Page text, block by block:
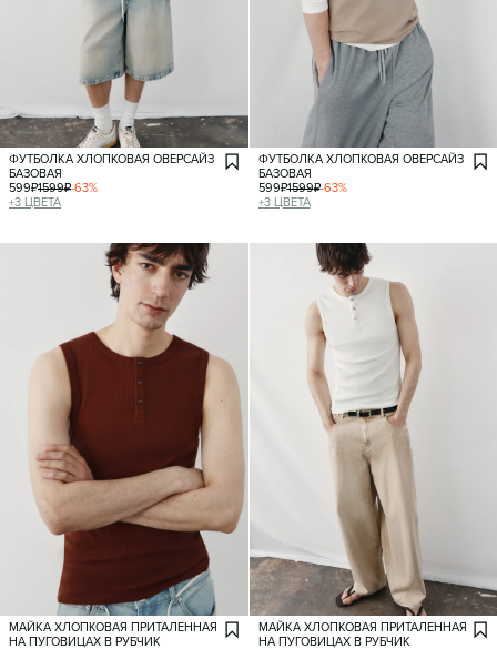
ФУТБОЛКА ХЛОПКОВАЯ ОВЕРСАЙЗ
БАЗОВАЯ
599₽1599₽-63%
+3 ЦВЕТА
ФУТБОЛКА ХЛОПКОВАЯ ОВЕРСАЙЗ
БАЗОВАЯ
599₽1599₽-63%
+3 ЦВЕТА
МАЙКА ХЛОПКОВАЯ ПРИТАЛЕННАЯ
НА ПУГОВИЦАХ В РУБЧИК
МАЙКА ХЛОПКОВАЯ ПРИТАЛЕННАЯ
НА ПУГОВИЦАХ В РУБЧИК